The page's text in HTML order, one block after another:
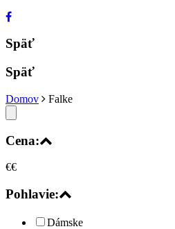
Späť
Späť
Domov Falke
Cena:
€€
Pohlavie:
Dámske